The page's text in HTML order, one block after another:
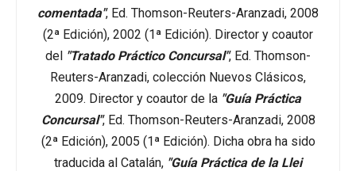
comentada", Ed. Thomson-Reuters-Aranzadi, 2008
(2ª Edición), 2002 (1ª Edición). Director y coautor
del "Tratado Práctico Concursal", Ed. Thomson-
Reuters-Aranzadi, colección Nuevos Clásicos,
2009. Director y coautor de la "Guía Práctica
Concursal", Ed. Thomson-Reuters-Aranzadi, 2008
(2ª Edición), 2005 (1ª Edición). Dicha obra ha sido
traducida al Catalán, "Guía Práctica de la Llei